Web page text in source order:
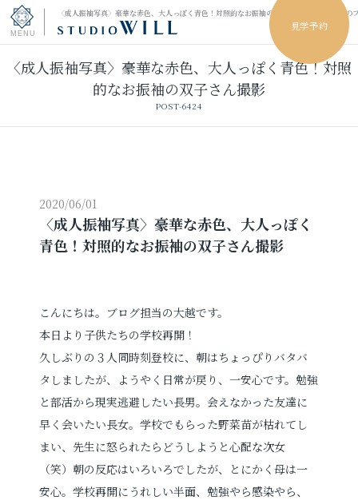
〈成人振袖写真〉豪華な赤色、大人っぽく青色！対照的なお振袖の双子さん撮影｜小山市の
見学予約
トップページ
ウェディングフォト
振袖レンタル 卒業袴レンタル
その他の撮影
プロフィールフォト 婚活写真
証明写真 シニア・還暦写真
〈成人振袖写真〉豪華な赤色、大人っぽく青色！対照
的なお振袖の双子さん撮影
POST-6424
2020/06/01
〈成人振袖写真〉豪華な赤色、大人っぽく
青色！対照的なお振袖の双子さん撮影
こんにちは。ブログ担当の大越です。
本日より子供たちの学校再開！
久しぶりの３人同時刻登校に、朝はちょっぴりバタバ
タしましたが、ようやく日常が戻り、一安心です。勉強
と部活から現実逃避したい長男。会えなかった友達に
早く会いたい長女。学校でもらった野菜苗が枯れてし
まい、先生に怒られたらどうしようと心配な次女
（笑）朝の反応はいろいろでしたが、とにかく母は一
安心。学校再開にうれしい半面、勉強やら感染やら、